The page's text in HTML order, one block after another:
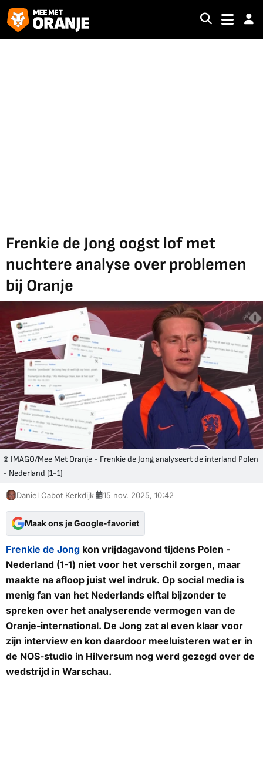
Frenkie de Jong oogst lof met
nuchtere analyse over problemen
bij Oranje
© IMAGO/Mee Met Oranje - Frenkie de Jong analyseert de interland Polen
- Nederland (1-1)
Daniel Cabot Kerkdijk 15 nov. 2025, 10:42
Maak ons je Google-favoriet
Frenkie de Jong kon vrijdagavond tijdens Polen -
Nederland (1-1) niet voor het verschil zorgen, maar
maakte na afloop juist wel indruk. Op social media is
menig fan van het Nederlands elftal bijzonder te
spreken over het analyserende vermogen van de
Oranje-international. De Jong zat al even klaar voor
zijn interview en kon daardoor meeluisteren wat er in
de NOS-studio in Hilversum nog werd gezegd over de
wedstrijd in Warschau.